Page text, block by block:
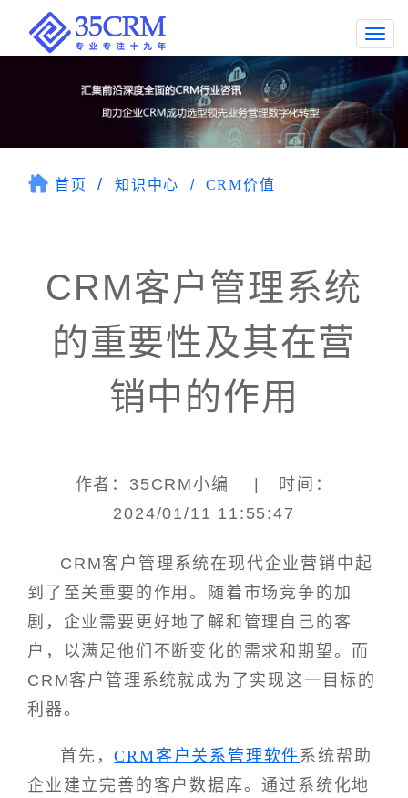
首页 知识中心 CRM价值
CRM客户管理系统
的重要性及其在营
销中的作用
作者：35CRM小编 | 时间：
2024/01/11 11:55:47
CRM客户管理系统在现代企业营销中起
到了至关重要的作用。随着市场竞争的加
剧，企业需要更好地了解和管理自己的客
户，以满足他们不断变化的需求和期望。而
CRM客户管理系统就成为了实现这一目标的
利器。
首先，CRM客户关系管理软件系统帮助
企业建立完善的客户数据库。通过系统化地